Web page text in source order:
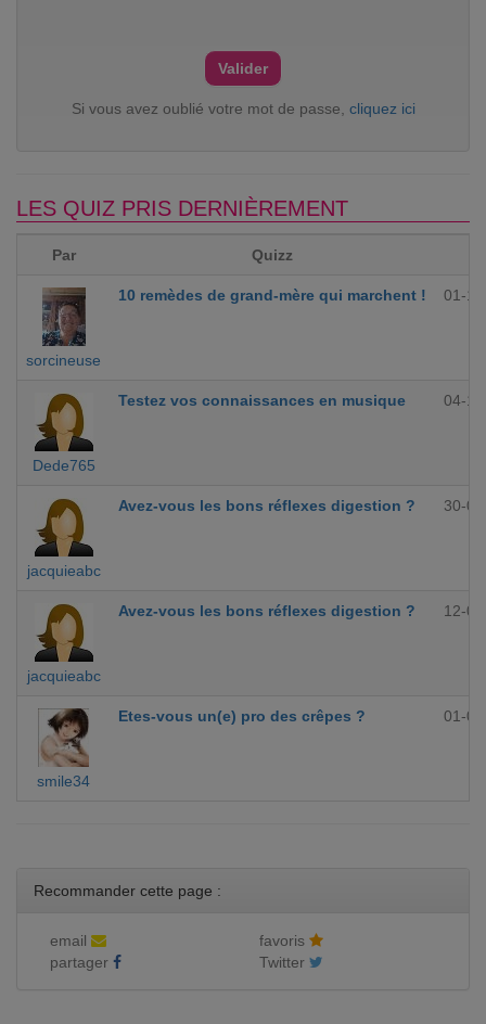
Si vous avez oublié votre mot de passe, cliquez ici
LES QUIZ PRIS DERNIÈREMENT
Par Quizz
sorcineuse
10 remèdes de grand-mère qui marchent ! 01-
Dede765
Testez vos connaissances en musique 04-
jacquieabc
Avez-vous les bons réflexes digestion ? 30-
jacquieabc
Avez-vous les bons réflexes digestion ? 12-
smile34
Etes-vous un(e) pro des crêpes ? 01-
Recommander cette page :
email
favoris
partager
Twitter